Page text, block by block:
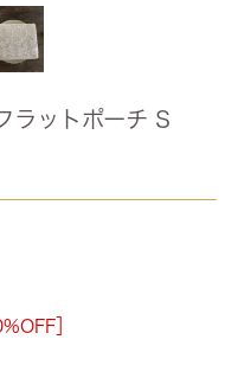
ラットポーチ S
］